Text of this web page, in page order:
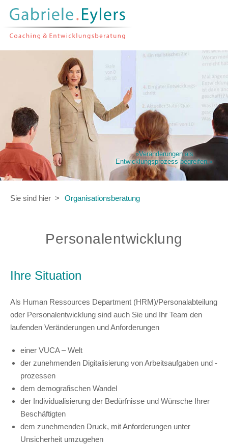
»Veränderungen als
Entwicklungsprozess begreifen.«
Sie sind hier Organisationsberatung
Personalentwicklung
Ihre Situation
Als Human Ressources Department (HRM)/Personalabteilung
oder Personalentwicklung sind auch Sie und Ihr Team den
laufenden Veränderungen und Anforderungen
einer VUCA – Welt
der zunehmenden Digitalisierung von Arbeitsaufgaben und -
prozessen
dem demografischen Wandel
der Individualisierung der Bedürfnisse und Wünsche Ihrer
Beschäftigten
dem zunehmenden Druck, mit Anforderungen unter
Unsicherheit umzugehen